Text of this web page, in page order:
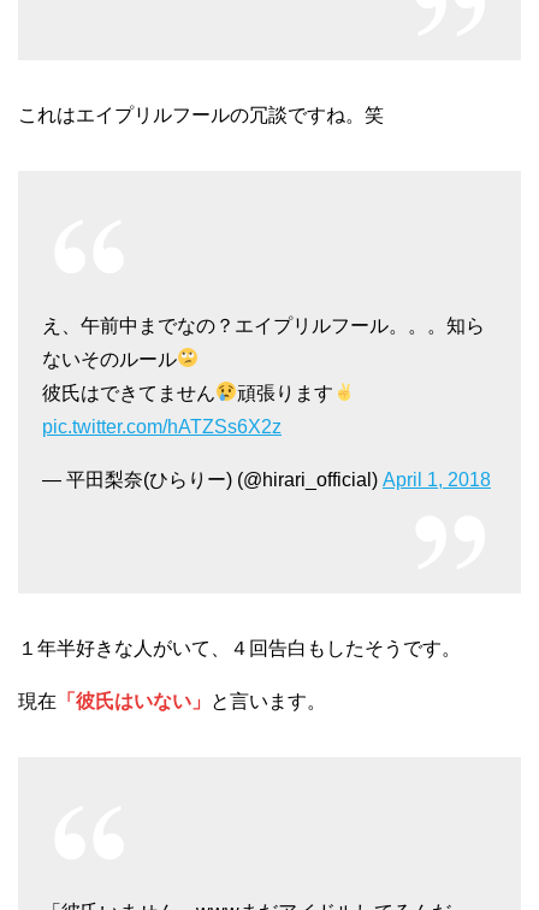
これはエイプリルフールの冗談ですね。笑
え、午前中までなの？エイプリルフール。。。知ら
ないそのルール
彼氏はできてません
頑張ります
pic.twitter.com/hATZSs6X2z
— 平田梨奈(ひらりー) (@hirari_official) April 1, 2018
１年半好きな人がいて、４回告白もしたそうです。
現在 「彼氏はいない」 と言います。